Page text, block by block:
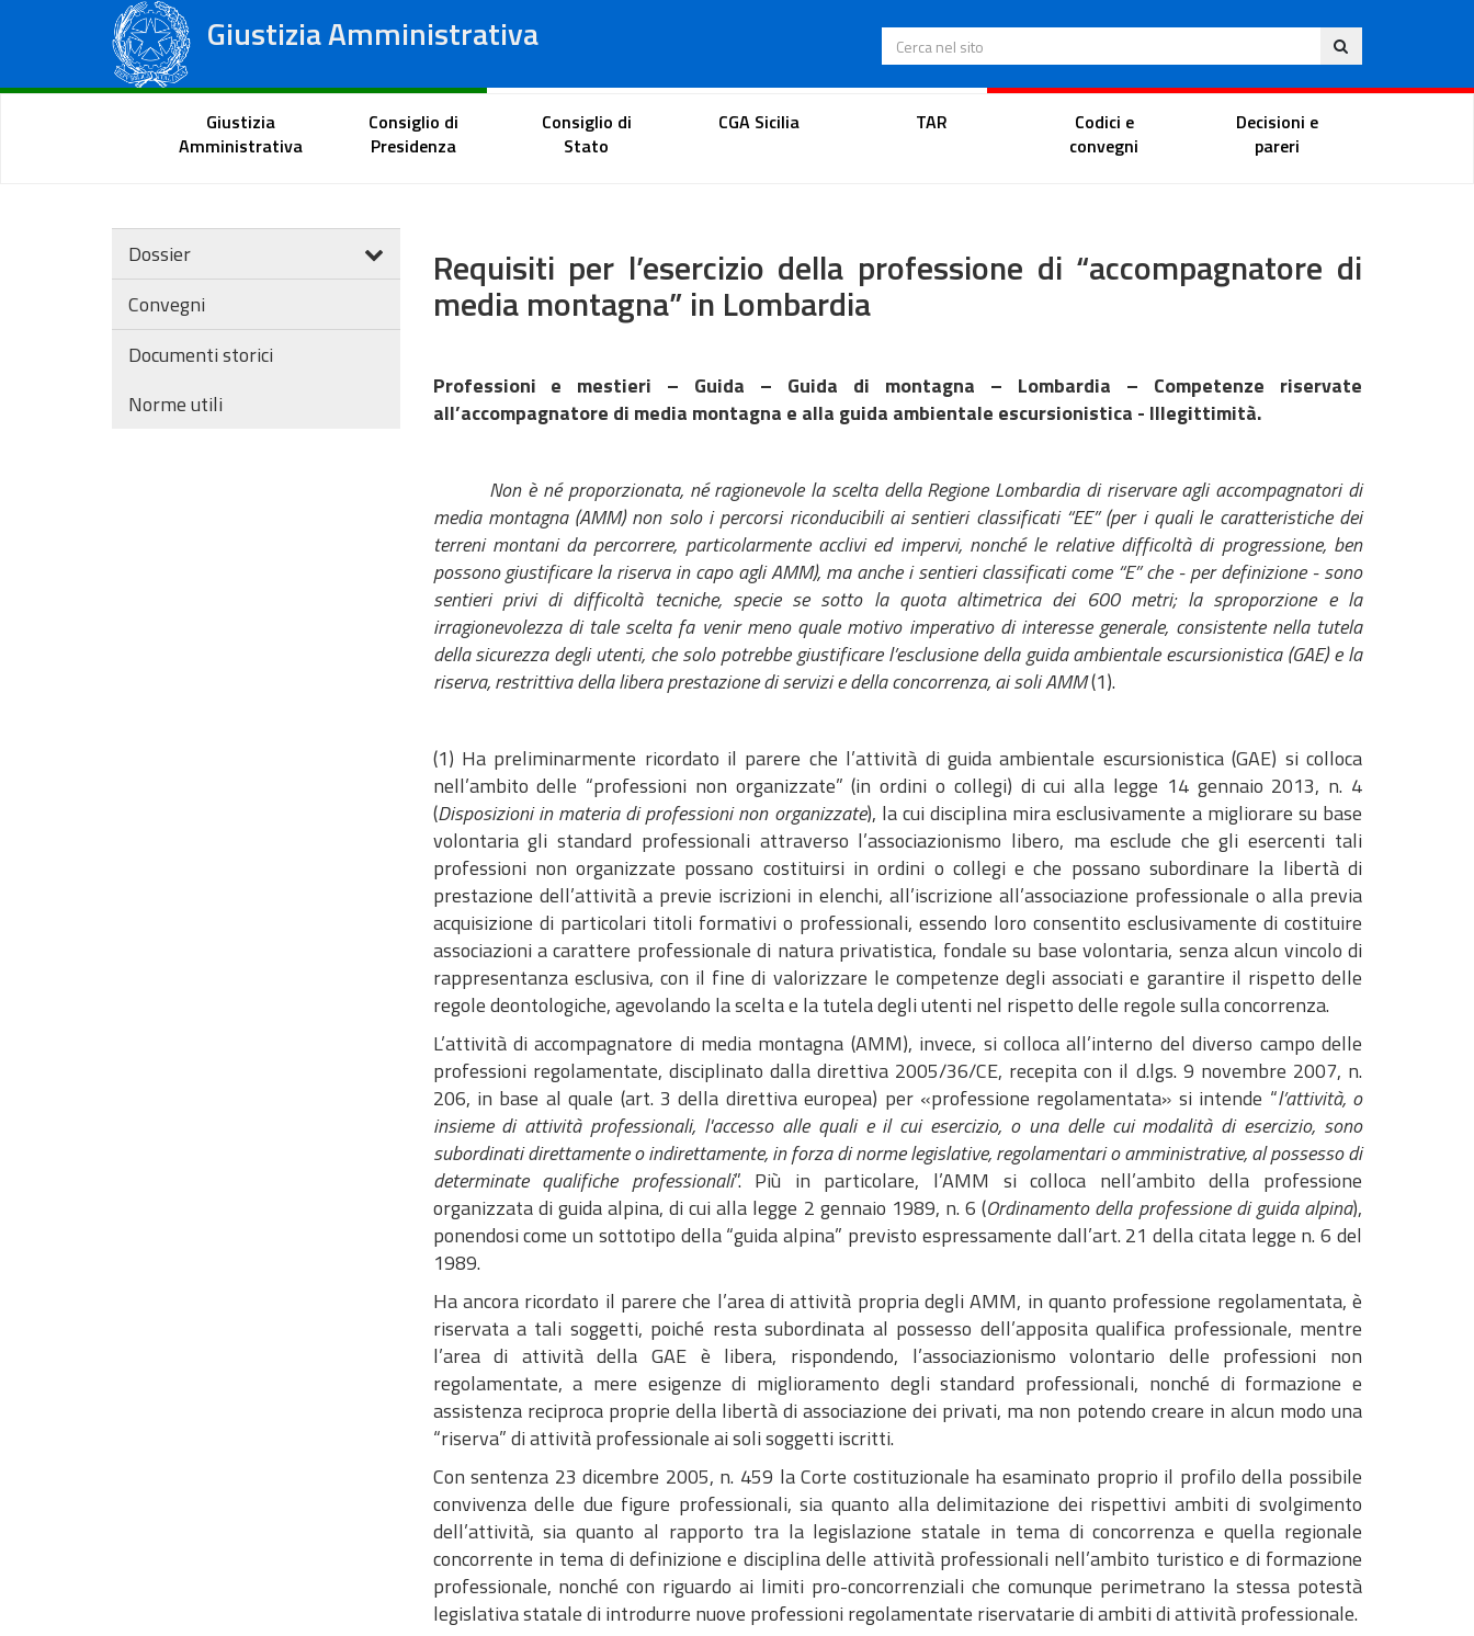
Giustizia Amministrativa
Tribunali Amministrativi Regionali
Ita
Cerca nel sito
Portale del cittadino Portale dell'avvocato Portale del magistrato
Giustizia
Amministrativa
Consiglio di
Presidenza
Consiglio di
Stato
CGA Sicilia TAR
Codici e
convegni
Decisioni e
pareri
Dossier
Convegni
Documenti storici
Norme utili
Requisiti per l’esercizio della professione di “accompagnatore di
media montagna” in Lombardia
Professioni e mestieri – Guida – Guida di montagna – Lombardia – Competenze riservate
all’accompagnatore di media montagna e alla guida ambientale escursionistica - Illegittimità.
Non è né proporzionata, né ragionevole la scelta della Regione Lombardia di riservare agli accompagnatori di
media montagna (AMM) non solo i percorsi riconducibili ai sentieri classificati “EE” (per i quali le caratteristiche dei
terreni montani da percorrere, particolarmente acclivi ed impervi, nonché le relative difficoltà di progressione, ben
possono giustificare la riserva in capo agli AMM), ma anche i sentieri classificati come “E” che - per definizione - sono
sentieri privi di difficoltà tecniche, specie se sotto la quota altimetrica dei 600 metri; la sproporzione e la
irragionevolezza di tale scelta fa venir meno quale motivo imperativo di interesse generale, consistente nella tutela
della sicurezza degli utenti, che solo potrebbe giustificare l’esclusione della guida ambientale escursionistica (GAE) e la
riserva, restrittiva della libera prestazione di servizi e della concorrenza, ai soli AMM(1).
(1) Ha preliminarmente ricordato il parere che l’attività di guida ambientale escursionistica (GAE) si colloca
nell’ambito delle “professioni non organizzate” (in ordini o collegi) di cui alla legge 14 gennaio 2013, n. 4
(Disposizioni in materia di professioni non organizzate), la cui disciplina mira esclusivamente a migliorare su base
volontaria gli standard professionali attraverso l’associazionismo libero, ma esclude che gli esercenti tali
professioni non organizzate possano costituirsi in ordini o collegi e che possano subordinare la libertà di
prestazione dell’attività a previe iscrizioni in elenchi, all’iscrizione all’associazione professionale o alla previa
acquisizione di particolari titoli formativi o professionali, essendo loro consentito esclusivamente di costituire
associazioni a carattere professionale di natura privatistica, fondale su base volontaria, senza alcun vincolo di
rappresentanza esclusiva, con il fine di valorizzare le competenze degli associati e garantire il rispetto delle
regole deontologiche, agevolando la scelta e la tutela degli utenti nel rispetto delle regole sulla concorrenza.
L’attività di accompagnatore di media montagna (AMM), invece, si colloca all’interno del diverso campo delle
professioni regolamentate, disciplinato dalla direttiva 2005/36/CE, recepita con il d.lgs. 9 novembre 2007, n.
206, in base al quale (art. 3 della direttiva europea) per «professione regolamentata» si intende “l’attività, o
insieme di attività professionali, l'accesso alle quali e il cui esercizio, o una delle cui modalità di esercizio, sono
subordinati direttamente o indirettamente, in forza di norme legislative, regolamentari o amministrative, al possesso di
determinate qualifiche professionali”. Più in particolare, l’AMM si colloca nell’ambito della professione
organizzata di guida alpina, di cui alla legge 2 gennaio 1989, n. 6 (Ordinamento della professione di guida alpina),
ponendosi come un sottotipo della “guida alpina” previsto espressamente dall’art. 21 della citata legge n. 6 del
1989.
Ha ancora ricordato il parere che l’area di attività propria degli AMM, in quanto professione regolamentata, è
riservata a tali soggetti, poiché resta subordinata al possesso dell’apposita qualifica professionale, mentre
l’area di attività della GAE è libera, rispondendo, l’associazionismo volontario delle professioni non
regolamentate, a mere esigenze di miglioramento degli standard professionali, nonché di formazione e
assistenza reciproca proprie della libertà di associazione dei privati, ma non potendo creare in alcun modo una
“riserva” di attività professionale ai soli soggetti iscritti.
Con sentenza 23 dicembre 2005, n. 459 la Corte costituzionale ha esaminato proprio il profilo della possibile
convivenza delle due figure professionali, sia quanto alla delimitazione dei rispettivi ambiti di svolgimento
dell’attività, sia quanto al rapporto tra la legislazione statale in tema di concorrenza e quella regionale
concorrente in tema di definizione e disciplina delle attività professionali nell’ambito turistico e di formazione
professionale, nonché con riguardo ai limiti pro-concorrenziali che comunque perimetrano la stessa potestà
legislativa statale di introdurre nuove professioni regolamentate riservatarie di ambiti di attività professionale.